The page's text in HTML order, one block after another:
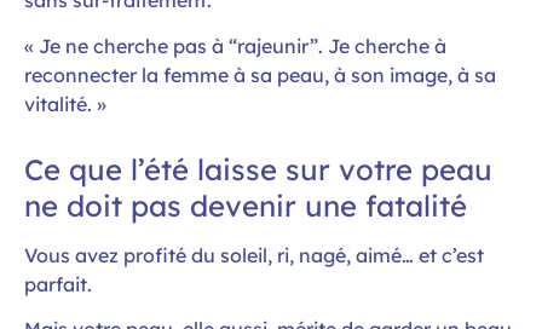
« Je ne cherche pas à “rajeunir”. Je cherche à
reconnecter la femme à sa peau, à son image, à sa
vitalité. »
Ce que l’été laisse sur votre peau
ne doit pas devenir une fatalité
Vous avez profité du soleil, ri, nagé, aimé… et c’est
parfait.